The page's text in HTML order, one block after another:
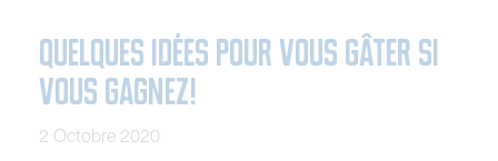
Quelques idées pour vous gâter si
vous gagnez!
2 Octobre 2020